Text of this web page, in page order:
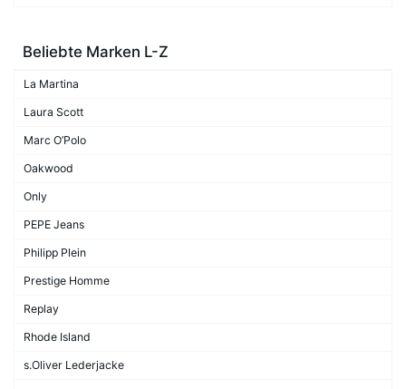
Beliebte Marken L-Z
La Martina
Laura Scott
Marc O’Polo
Oakwood
Only
PEPE Jeans
Philipp Plein
Prestige Homme
Replay
Rhode Island
s.Oliver Lederjacke